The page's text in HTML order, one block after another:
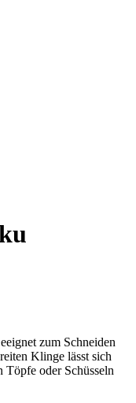
zum Schneiden
Klinge lässt sich
Töpfe oder Schüsseln